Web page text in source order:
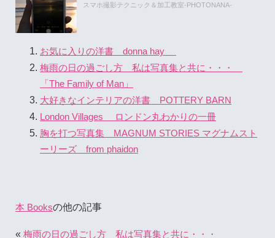
スマホ撮影テクニック＆加工教室-PHOTONANA-
お気に入りの洋書 donna hay
梅雨の日の過ごし方 私は写真集と共に・・・
「The Family of Man」
大好きなインテリアの洋書 POTTERY BARN
London Villages ロンドン丸わかりの一冊
胸を打つ写真集 MAGNUM STORIES マグナムスト
ーリーズ from phaidon
本 Booksの他の記事
« 梅雨の日の過ごし方 私は写真集と共に・・・